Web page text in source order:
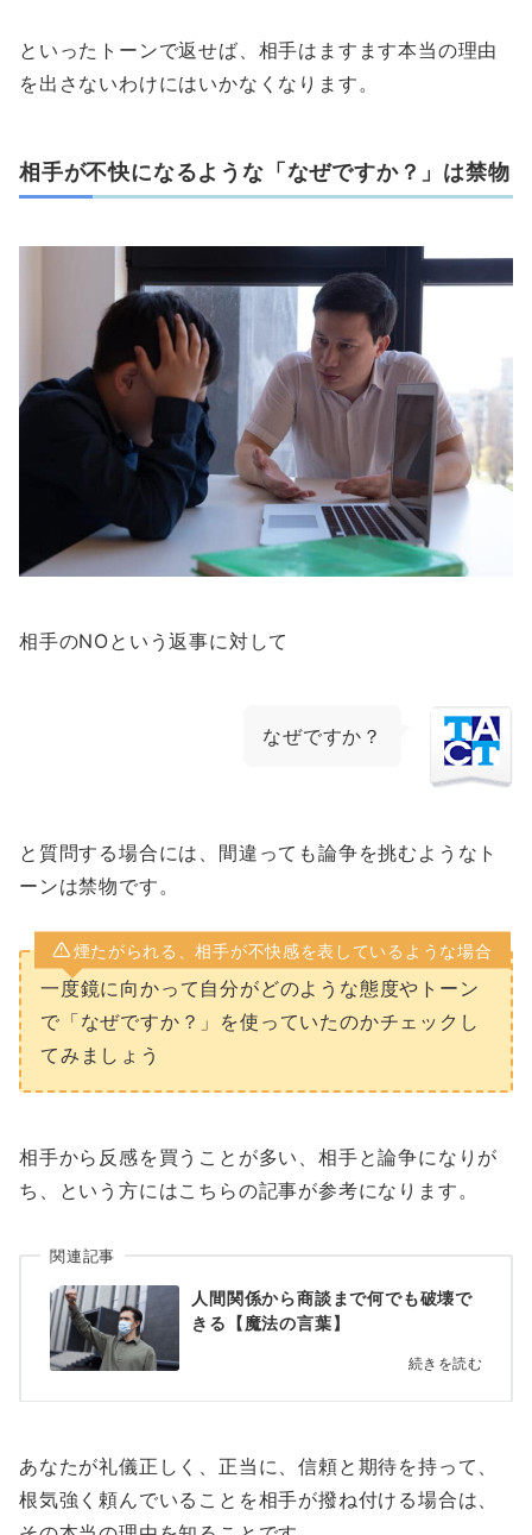
といったトーンで返せば、相手はますます本当の理由
を出さないわけにはいかなくなります。
相手が不快になるような「なぜですか？」は禁物
相手のNOという返事に対して
なぜですか？
と質問する場合には、間違っても論争を挑むようなト
ーンは禁物です。
煙たがられる、相手が不快感を表しているような場合
一度鏡に向かって自分がどのような態度やトーン
で「なぜですか？」を使っていたのかチェックし
てみましょう
相手から反感を買うことが多い、相手と論争になりが
ち、という方にはこちらの記事が参考になります。
関連記事
人間関係から商談まで何でも破壊で
きる【魔法の言葉】
続きを読む
あなたが礼儀正しく、正当に、信頼と期待を持って、
根気強く頼んでいることを相手が撥ね付ける場合は、